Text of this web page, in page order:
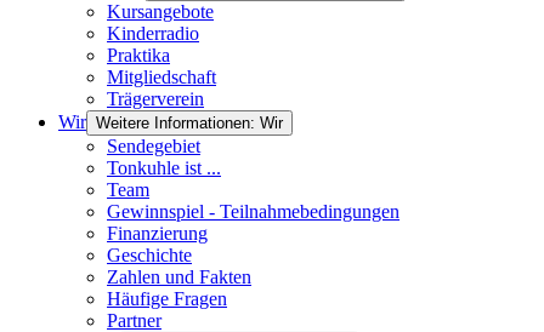
Kursangebote
Kinderradio
Praktika
Mitgliedschaft
Trägerverein
Wir Weitere Informationen: Wir
Sendegebiet
Tonkuhle ist ...
Team
Gewinnspiel - Teilnahmebedingungen
Finanzierung
Geschichte
Zahlen und Fakten
Häufige Fragen
Partner